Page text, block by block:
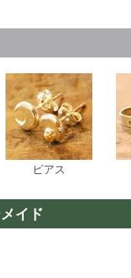
ピアス
イド